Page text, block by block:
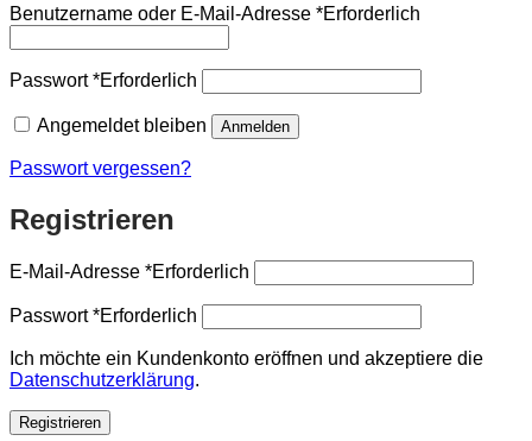
Benutzername oder E-Mail-Adresse *Erforderlich
Passwort*Erforderlich
Angemeldet bleiben Anmelden
Passwort vergessen?
Registrieren
E-Mail-Adresse *Erforderlich
Passwort*Erforderlich
Ich möchte ein Kundenkonto eröffnen und akzeptiere die
Datenschutzerklärung.
Registrieren